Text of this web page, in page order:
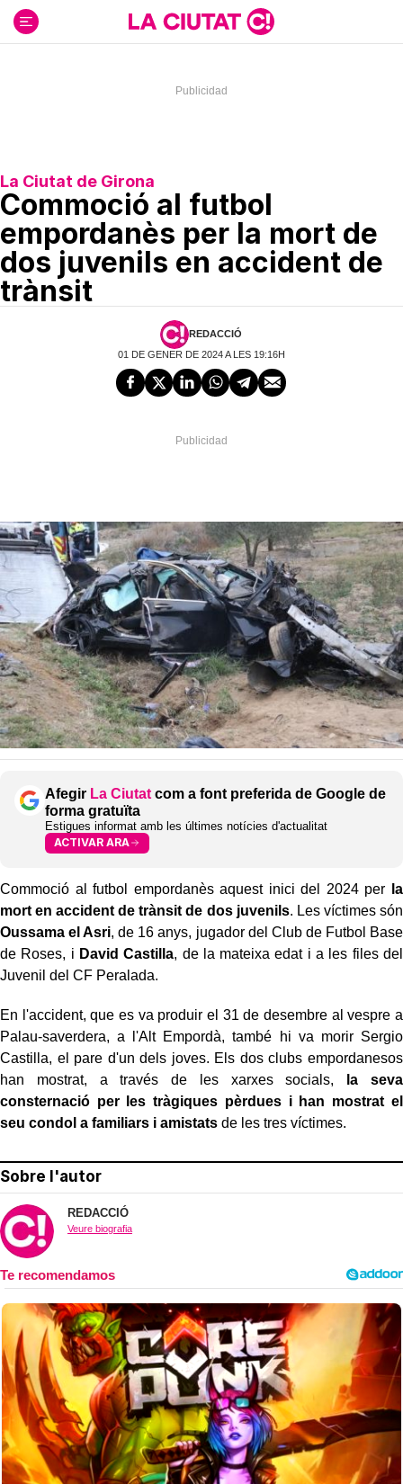
contenido
La Ciutat de Girona
Commoció al futbol
empordanès per la mort de
dos juvenils en accident de
trànsit
REDACCIÓ
01 DE GENER DE 2024 A LES 19:16H
Afegir La Ciutat com a font preferida de Google de
forma gratuïta
Estigues informat amb les últimes notícies d'actualitat
ACTIVAR ARA
Commoció al futbol empordanès aquest inici del 2024 per
la
mort en accident de trànsit de dos juvenils. Les víctimes són
Oussama el Asri, de 16 anys, jugador del Club de Futbol Base
de Roses, i David Castilla, de la mateixa edat i a les files del
Juvenil del CF Peralada.
En l'accident, que es va produir el 31 de desembre al vespre a
Palau-saverdera, a l'Alt Empordà, també hi va morir Sergio
Castilla, el pare d'un dels joves. Els dos clubs empordanesos
han mostrat, a través de les xarxes socials, la seva
consternació per les tràgiques pèrdues i han mostrat el
seu condol a familiars i amistats de les tres víctimes.
Sobre l'autor
REDACCIÓ
Veure biografia